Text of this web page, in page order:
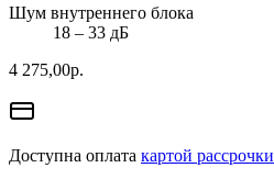
Шум внутреннего блока
18 ‒ 33 дБ
4 275,00р.
Доступна оплата картой рассрочки